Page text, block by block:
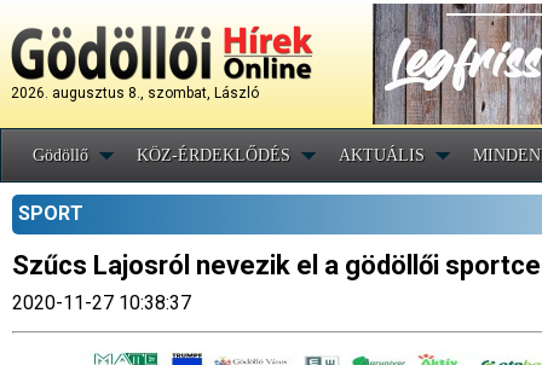
2026. augusztus 8., szombat, László
Gödöllő KÖZ-ÉRDEKLŐDÉS AKTUÁLIS
SPORT
Szűcs Lajosról nevezik el a gödöllői
2020-11-27 10:38:37